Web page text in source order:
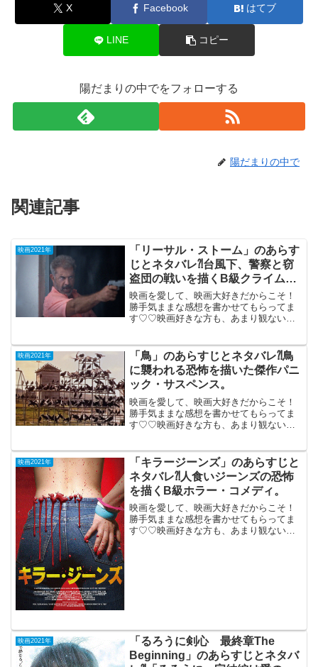
X Facebook はてブ
LINE コピー
陽だまりの中でをフォローする
陽だまりの中で
関連記事
映画2021年
「リーサル・ストーム」のあらす
じとネタバレ⁈台風下、警察と窃
盗団の戦いを描くB級クライム・
ムービー。
映画を愛して、映画大好きだからこそ！
勝手気ままな感想を書かせてもらってま
す♡♡映画好きな方も、あまり観ない方
下、警察と窃盗団の戦いを描くB級クライ
ム・...
映画2021年
「鳥」のあらすじとネタバレ⁈鳥
に襲われる恐怖を描いた傑作パニ
ック・サスペンス。
映画を愛して、映画大好きだからこそ！
勝手気ままな感想を書かせてもらってま
す♡♡映画好きな方も、あまり観ない方
パニック・サスペンス。サンフランシス
コ。新聞...
映画2021年
「キラージーンズ」のあらすじと
ネタバレ⁈人食いジーンズの恐怖
を描くB級ホラー・コメディ。
映画を愛して、映画大好きだからこそ！
勝手気ままな感想を書かせてもらってま
す♡♡映画好きな方も、あまり観ない方
映画2021年
「るろうに剣心 最終章The
Beginning」のあらすじとネタバ